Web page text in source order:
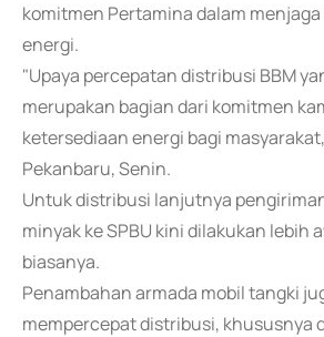
komitmen Pertamina dalam
energi.
"Upaya percepatan distribusi BBM
merupakan bagian dari komitmen
ketersediaan energi bagi
Pekanbaru, Senin.
Untuk distribusi lanjutnya
minyak ke SPBU kini dilakukan lebih
biasanya.
Penambahan armada mobil tangki
mempercepat distribusi, khususnya